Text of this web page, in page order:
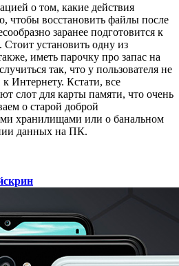
о том, какие действия
чтобы восстановить файлы после
заранее подготовится к
установить одну из
иметь парочку про запас на
так, что у пользователя не
Интернету. Кстати, все
слот для карты памяти, что очень
о старой доброй
хранилищами или о банальном
данных на ПК.